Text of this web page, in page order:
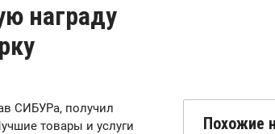
награду
СИБУРа, получил
товары и услуги
Похожие